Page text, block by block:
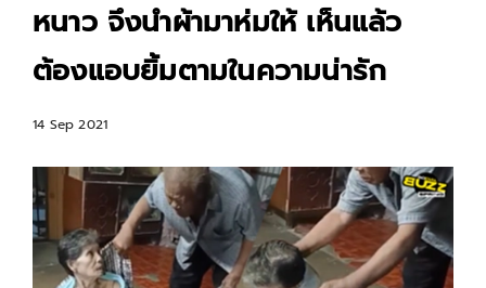
หนาว จึงนำผ้ามาห่มให้ เห็นแล้ว
ต้องแอบยิ้มตามในความน่ารัก
14 Sep 2021